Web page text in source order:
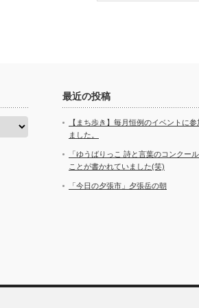
最近の投稿
【まち歩き】毎月恒例のイベントに参
ました。
「ゆうばりっこ 詩と言葉のコンクー
ことが書かれていました(笑)
「今日の夕張市」夕張岳の朝